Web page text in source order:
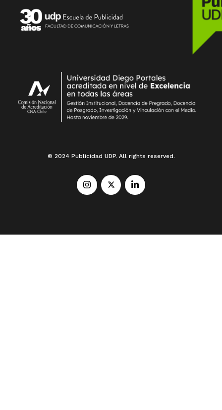
© 2024 Publicidad UDP. All rights reserved.